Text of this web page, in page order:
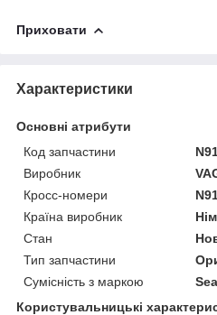
Приховати
Характеристики
Основні атрибути
Код запчастини
Виробник
Кросс-номери
Країна виробник
Стан
Тип запчастини
Сумісність з маркою
Користувальницькі